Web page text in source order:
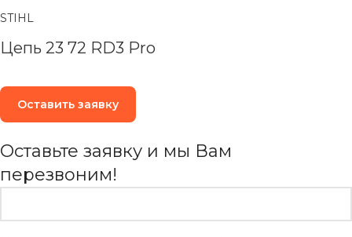
STIHL
Цепь 23 72 RD3 Pro
Оставить заявку
Оставьте заявку и мы Вам
перезвоним!